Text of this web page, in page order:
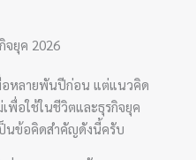
จยุค 2026
อหลายพันปีก่อน แต่แนวคิด
พื่อใช้ในชีวิตและธุรกิจยุค
ป็นข้อคิดสำคัญดังนี้ครับ